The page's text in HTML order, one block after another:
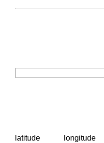
latitude longitude